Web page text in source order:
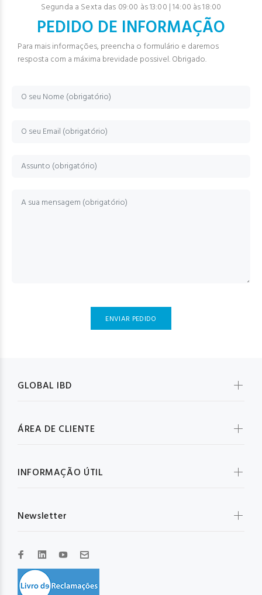
Segunda a Sexta das 09:00 às 13:00 | 14:00 às 18:00
PEDIDO DE INFORMAÇÃO
Para mais informações, preencha o formulário e daremos
resposta com a máxima brevidade possivel. Obrigado.
ENVIAR PEDIDO
GLOBAL IBD
ÁREA DE CLIENTE
INFORMAÇÃO ÚTIL
Newsletter